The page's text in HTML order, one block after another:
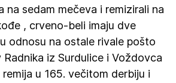
na sedam mečeva i remizirali na
, crveno-beli imaju dve
odnosu na ostale rivale pošto
iz Surdulice i Voždovca
u 165. večitom derbiju i